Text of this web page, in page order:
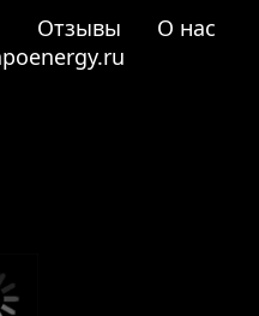
Отзывы
О нас